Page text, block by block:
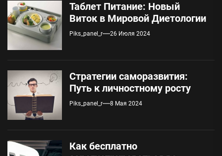
Таблет Питание: Новый
Виток в Мировой Диетологии
Piks_panel_r 26 Июля 2024
Стратегии саморазвития:
Путь к личностному росту
Piks_panel_r 8 Мая 2024
Как бесплатно